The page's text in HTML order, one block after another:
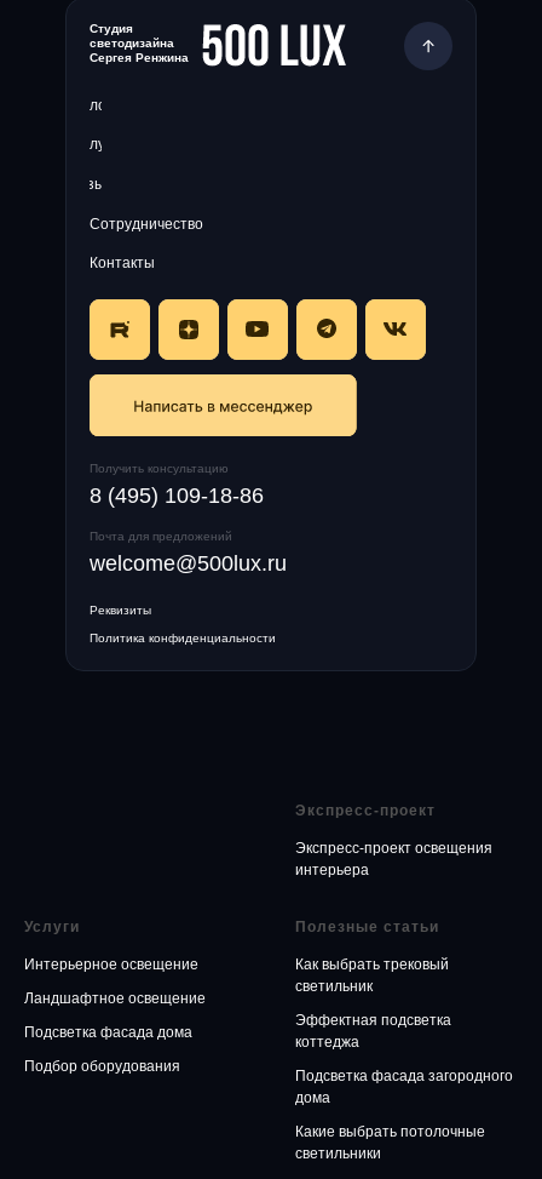
Политика конфиденциальности
8 (495) 109-18-86
Реквизиты
welcome@500lux.ru
Получить консультацию
Почта для предложений
Студия
светодизайна
Сергея Ренжина
Блог
Услуги
Отзывы
Сотрудничество
Контакты
Экспресс-проект
Экспресс-проект освещения
интерьера
Услуги
Интерьерное освещение
Ландшафтное освещение
Подсветка фасада дома
Подбор оборудования
Полезные статьи
Как выбрать трековый
светильник
Эффектная подсветка
коттеджа
Подсветка фасада загородного
дома
Какие выбрать потолочные
светильники